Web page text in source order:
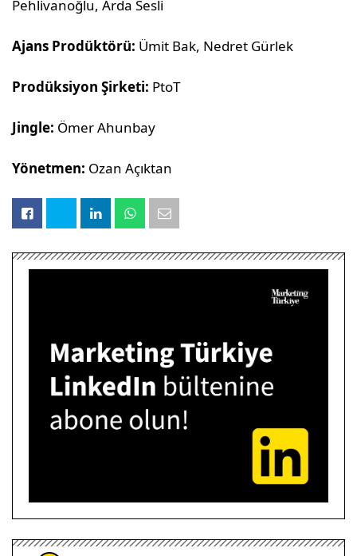
Pehlivanoğlu, Arda Sesli
Ajans Prodüktörü: Ümit Bak, Nedret Gürlek
Prodüksiyon Şirketi: PtoT
Jingle: Ömer Ahunbay
Yönetmen: Ozan Açıktan